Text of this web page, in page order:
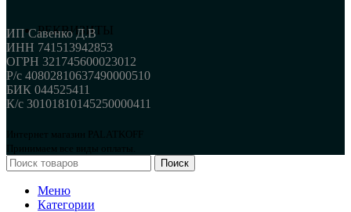
РЕКВИЗИТЫ
ИП Савенко Д.В
ИНН 741513942853
ОГРН 321745600023012
Р/с 40802810637490000510
БИК 044525411
К/с 30101810145250000411
Интернет магазин PALATKOFF
Принимаем все виды оплаты.
Поиск
Меню
Категории